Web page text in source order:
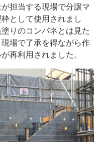
担当する現場で分譲マ
として使用されまし
りのコンパネとは見た
場で了承を得ながら作
再利用されました。